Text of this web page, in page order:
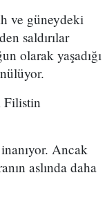
ve güneydeki
saldırılar
olarak yaşadığı
Filistin
Ancak
aslında daha